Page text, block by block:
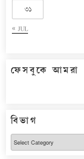
« JUL
৩১
ফেসবুকে আমরা
বিভাগ
বিভাগ